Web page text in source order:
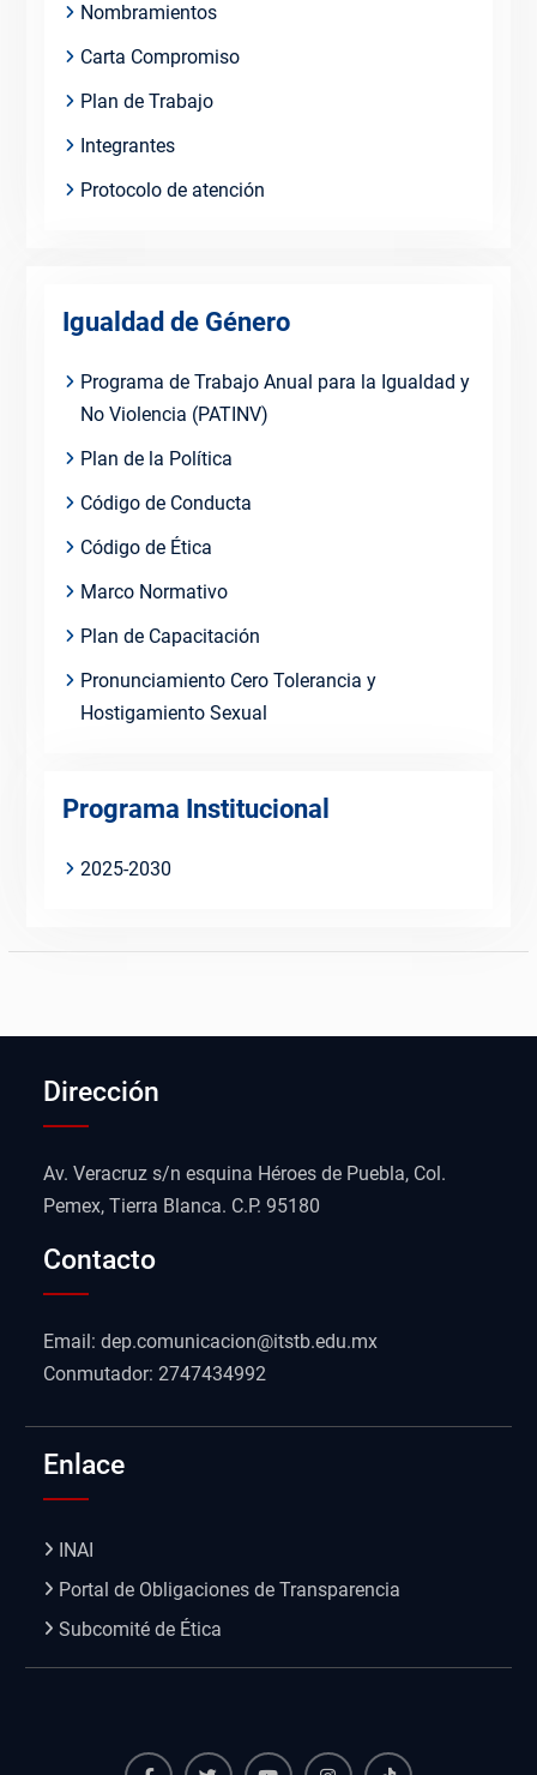
Nombramientos
Carta Compromiso
Plan de Trabajo
Integrantes
Protocolo de atención
Igualdad de Género
Programa de Trabajo Anual para la Igualdad y
No Violencia (PATINV)
Plan de la Política
Código de Conducta
Código de Ética
Marco Normativo
Plan de Capacitación
Pronunciamiento Cero Tolerancia y
Hostigamiento Sexual
Programa Institucional
2025-2030
Dirección
Av. Veracruz s/n esquina Héroes de Puebla, Col.
Pemex, Tierra Blanca. C.P. 95180
Contacto
Email: dep.comunicacion@itstb.edu.mx
Conmutador: 2747434992
Enlace
INAI
Portal de Obligaciones de Transparencia
Subcomité de Ética